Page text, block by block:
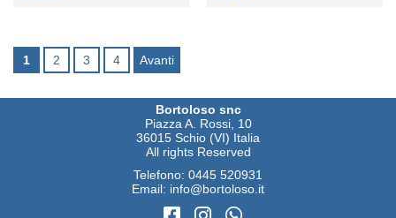
1 2 3 4 Avanti
Bortoloso snc
Piazza A. Rossi, 10
36015 Schio (VI) Italia
All rights Reserved
Telefono: 0445 520931
Email: info@bortoloso.it